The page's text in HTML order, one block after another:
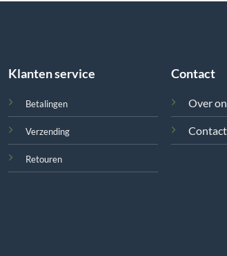
Klanten service
Betalingen
Verzending
Retouren
Contact
Over
Contact